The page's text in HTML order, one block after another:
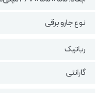
نوع جارو برقی
رباتیک
گارانتی